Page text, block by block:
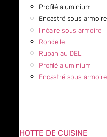
Profilé aluminium
Encastré sous armoire
linéaire sous armoire
Rondelle
Ruban au DEL
Profilé aluminium
Encastré sous armoire
HOTTE DE CUISINE